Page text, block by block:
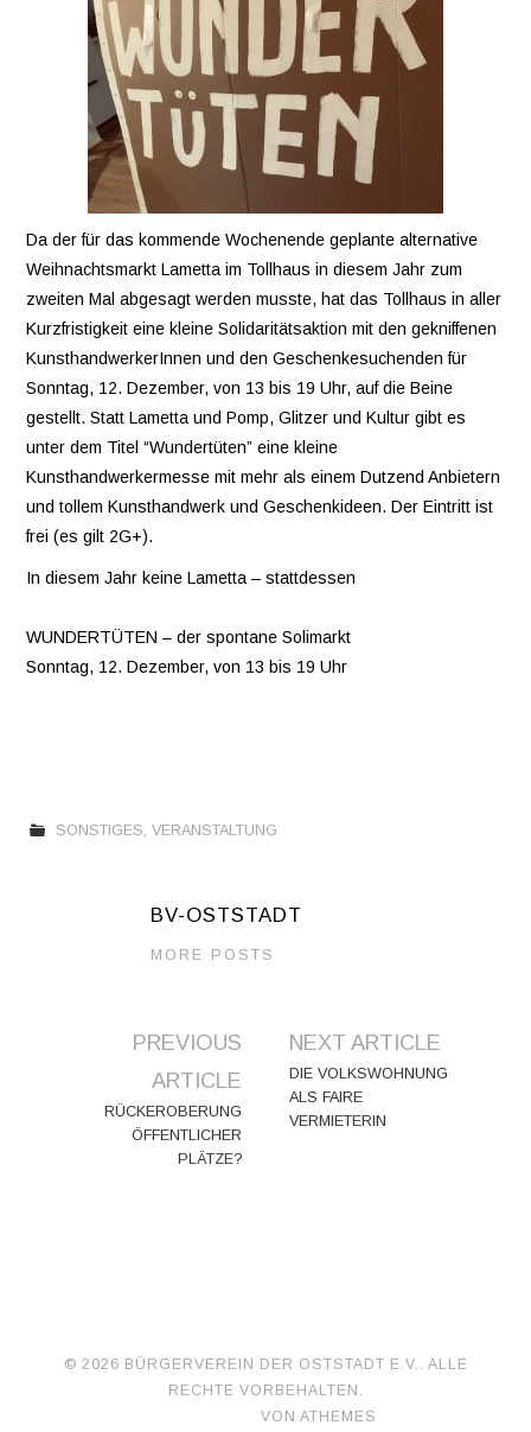
OSTSTADT-
UMSCHAU
EAST SIDE URBAN
ART
KONTAKT
Da der für das kommende Wochenende geplante alternative
Weihnachtsmarkt Lametta im Tollhaus in diesem Jahr zum
zweiten Mal abgesagt werden musste, hat das Tollhaus in aller
Kurzfristigkeit eine kleine Solidaritätsaktion mit den gekniffenen
KunsthandwerkerInnen und den Geschenkesuchenden für
Sonntag, 12. Dezember, von 13 bis 19 Uhr, auf die Beine
gestellt. Statt Lametta und Pomp, Glitzer und Kultur gibt es
unter dem Titel “Wundertüten” eine kleine
Kunsthandwerkermesse mit mehr als einem Dutzend Anbietern
und tollem Kunsthandwerk und Geschenkideen. Der Eintritt ist
frei (es gilt 2G+).
In diesem Jahr keine Lametta – stattdessen
WUNDERTÜTEN – der spontane Solimarkt
Sonntag, 12. Dezember, von 13 bis 19 Uhr
SONSTIGES VERANSTALTUNG
BV-OSTSTADT
MORE POSTS
Navigation
PREVIOUS
ARTICLE
RÜCKEROBERUNG
ÖFFENTLICHER
PLÄTZE?
NEXT ARTICLE
DIE VOLKSWOHNUNG
ALS FAIRE
VERMIETERIN
© 2026 BÜRGERVEREIN DER OSTSTADT E.V.. ALLE
RECHTE VORBEHALTEN.
VON ATHEMES